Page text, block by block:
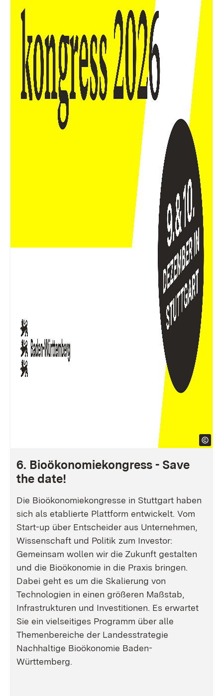
6. Bioökonomiekongress - Save
the date!
Die Bioökonomiekongresse in Stuttgart haben
sich als etablierte Plattform entwickelt. Vom
Start-up über Entscheider aus Unternehmen,
Wissenschaft und Politik zum Investor:
Gemeinsam wollen wir die Zukunft gestalten
und die Bioökonomie in die Praxis bringen.
Dabei geht es um die Skalierung von
Technologien in einen größeren Maßstab,
Infrastrukturen und Investitionen. Es erwartet
Sie ein vielseitiges Programm über alle
Themenbereiche der Landesstrategie
Nachhaltige Bioökonomie Baden-
Württemberg.